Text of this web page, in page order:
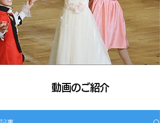
​動画のご紹介